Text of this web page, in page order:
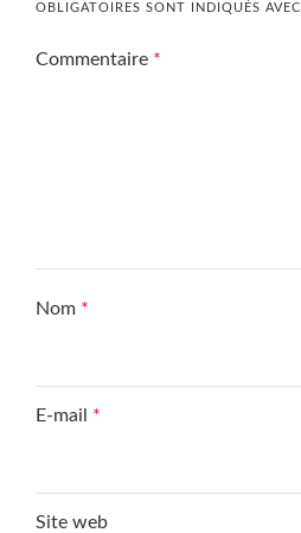
OBLIGATOIRES SONT INDIQUÉS AVEC
Commentaire *
Nom *
E-mail *
Site web